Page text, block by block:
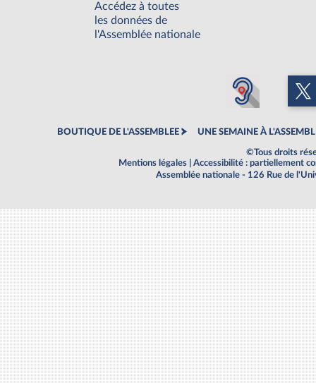
Accédez à toutes
les données de
l'Assemblée nationale
BOUTIQUE DE L'ASSEMBLEE UNE SEMAINE À
©Tous droits
Mentions légales
Accessibilité : partiellement
Assemblée nationale - 126 Rue de